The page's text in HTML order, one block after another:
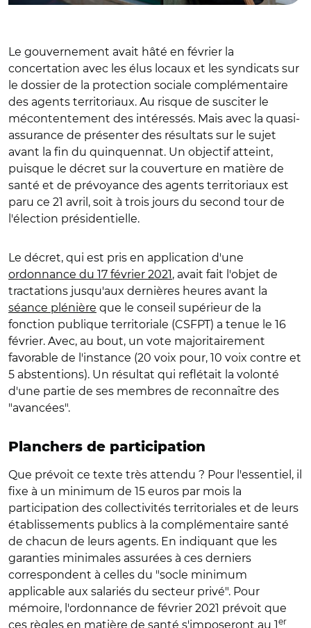
Le gouvernement avait hâté en février la
concertation avec les élus locaux et les syndicats sur
le dossier de la protection sociale complémentaire
des agents territoriaux. Au risque de susciter le
mécontentement des intéressés. Mais avec la quasi-
assurance de présenter des résultats sur le sujet
avant la fin du quinquennat. Un objectif atteint,
puisque le décret sur la couverture en matière de
santé et de prévoyance des agents territoriaux est
paru ce 21 avril, soit à trois jours du second tour de
l'élection présidentielle.
Le décret, qui est pris en application d'une
ordonnance du 17 février 2021, avait fait l'objet de
tractations jusqu'aux dernières heures avant la
séance plénière que le conseil supérieur de la
fonction publique territoriale (CSFPT) a tenue le 16
février. Avec, au bout, un vote majoritairement
favorable de l'instance (20 voix pour, 10 voix contre et
5 abstentions). Un résultat qui reflétait la volonté
d'une partie de ses membres de reconnaître des
"avancées".
Planchers de participation
Que prévoit ce texte très attendu ? Pour l'essentiel, il
fixe à un minimum de 15 euros par mois la
participation des collectivités territoriales et de leurs
établissements publics à la complémentaire santé
de chacun de leurs agents. En indiquant que les
garanties minimales assurées à ces derniers
correspondent à celles du "socle minimum
applicable aux salariés du secteur privé". Pour
mémoire, l'ordonnance de février 2021 prévoit que
ces règles en matière de santé s'imposeront au 1er